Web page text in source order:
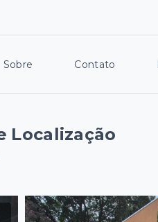
Sobre Contato
Localização